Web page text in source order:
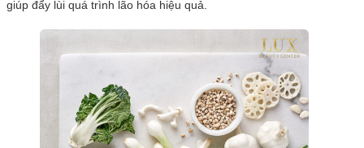
giúp đẩy lùi quá trình lão hóa hiệu quả.